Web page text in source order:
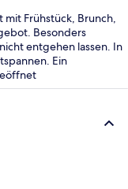
mit Frühstück, Brunch,
Besonders
entgehen lassen. In
Ein